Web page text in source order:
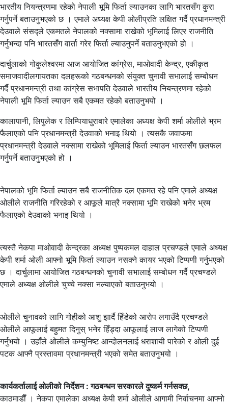
भारतीय नियन्त्रणमा रहेको नेपाली भूमि फिर्ता ल्याउनका लागि भारतसँग कुरा
गर्नुपर्ने बताउनुभएको छ । एमाले अध्यक्ष केपी ओलीप्रति लक्षित गर्दै प्रधानमन्त्री
देउवाले संसद्ले एकमतले नेपालको नक्सामा राखेको भूमिलाई लिएर राजनीति
गर्नुभन्दा पनि भारतसँग वार्ता गरेर फिर्ता ल्याउनुपर्ने बताउनुभएको हो ।
दार्चुलाको गोकुलेश्वरमा आज आयोजित कांग्रेस, माओवादी केन्द्र, एकीकृत
समाजवादीलगायतका दलहरूको गठबन्धनको संयुक्त चुनावी सभालाई सम्बोधन
गर्दै प्रधानमन्त्री तथा कांग्रेस सभापति देउवाले भारतीय नियन्त्रणमा रहेको
नेपाली भूमि फिर्ता ल्याउन सबै एकमत रहेको बताउनुभयो ।
कालापानी, लिपुलेक र लिम्पियाधुराबारे एमालेका अध्यक्ष केपी शर्मा ओलीले भ्रम
फैलाएको पनि प्रधानमन्त्री देउवाको भनाइ थियो । त्यसकै जवाफमा
प्रधानमन्त्री देउवाले नक्सामा राखेको भूमिलाई फिर्ता ल्याउन भारतसँग छलफल
गर्नुपर्ने बताउनुभएको हो ।
नेपालको भूमि फिर्ता ल्याउन सबै राजनीतिक दल एकमत रहे पनि एमाले अध्यक्ष
ओलीले राजनीति गरिरहेको र आफूले मात्रै नक्सामा भूमि राखेको भनेर भ्रम
फैलाएको देउवाको भनाइ थियो ।
त्यस्तै नेकपा माओवादी केन्द्रका अध्यक्ष पुष्पकमल दाहाल प्रचण्डले एमाले अध्यक्ष
केपी शर्मा ओली आफ्नो भूमि फिर्ता ल्याउन नसक्ने कायर भएको टिप्पणी गर्नुभएको
छ । दार्चुलामा आयोजित गठबन्धनको चुनावी सभालाई सम्बोधन गर्दै प्रचण्डले
एमाले अध्यक्ष ओलीले चुच्चे नक्सा नल्याएको बताउनुभयो ।
ओलीले चुनावको लागि गोहीको आशु झार्दै हिँडेको आरोप लगाउँदै प्रचण्डले
ओलीले आफूलाई बहुमत दिनुस् भनेर हिँड्दा आफूलाई लाज लागेको टिप्पणी
गर्नुभयो । उहाँले ओलीले कम्युनिष्ट आन्दोलनलाई धराशायी पारेको र ओली दुई
पटक आफ्नै प्रस्तावमा प्रधानमन्त्री भएको समेत बताउनुभयो ।
कार्यकर्तालाई ओलीको निर्देशन : गठबन्धन सरकारले दुष्कर्म गर्नसक्छ,
काठमाडाैँ । नेकपा एमालेका अध्यक्ष केपी शर्मा ओलीले आगामी निर्वाचनमा आफ्नो